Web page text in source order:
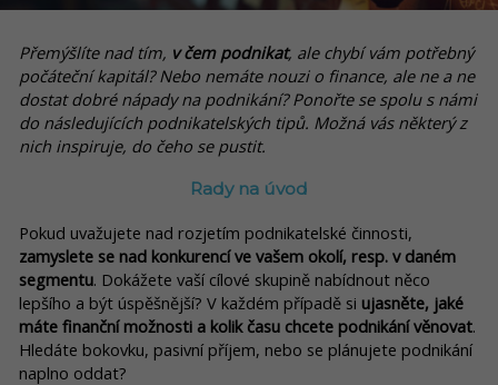
Přemýšlíte nad tím, v čem podnikat, ale chybí vám potřebný
počáteční kapitál? Nebo nemáte nouzi o finance, ale ne a ne
dostat dobré nápady na podnikání? Ponořte se spolu s námi
do následujících podnikatelských tipů. Možná vás některý z
nich inspiruje, do čeho se pustit.
Rady na úvod
Pokud uvažujete nad rozjetím podnikatelské činnosti,
zamyslete se nad konkurencí ve vašem okolí, resp. v daném
segmentu. Dokážete vaší cílové skupině nabídnout něco
lepšího a být úspěšnější? V každém případě si ujasněte, jaké
máte finanční možnosti a kolik času chcete podnikání věnovat.
Hledáte bokovku, pasivní příjem, nebo se plánujete podnikání
naplno oddat?